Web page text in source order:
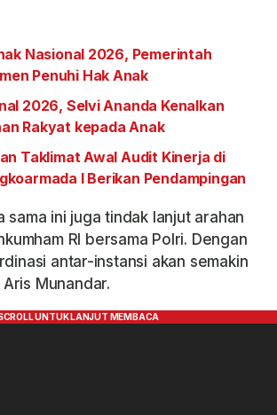
Nasional 2026, Pemerintah
Penuhi Hak Anak
2026, Selvi Ananda Kenalkan
Rakyat kepada Anak
Taklimat Awal Audit Kinerja di
I Berikan Pendampingan
sama ini juga tindak lanjut arahan
RI bersama Polri. Dengan
antar-instansi akan semakin
Munandar.